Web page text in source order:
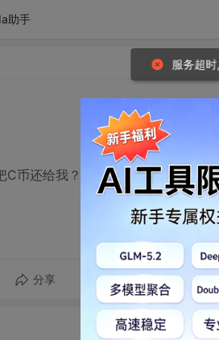
助手
币还给我？CSDN那么霸道不讲理
分享 转发到动态 举报
服务超